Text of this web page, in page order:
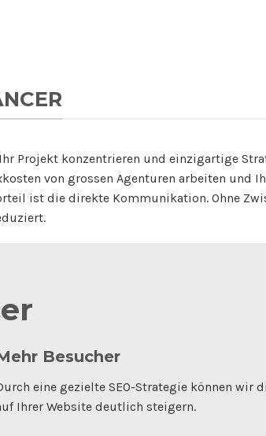
Projekt konzentrieren und einzigartige
von grossen Agenturen arbeiten und
ist die direkte Kommunikation. Ohne
Besucher
eine gezielte SEO-Strategie können wir
Ihrer Website deutlich steigern.